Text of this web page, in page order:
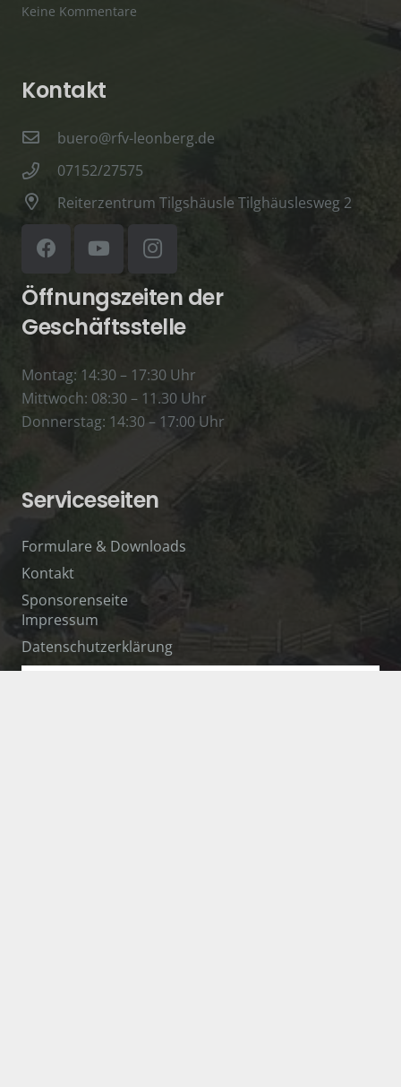
Keine Kommentare
Kontakt
buero@rfv-leonberg.de
07152/27575
Reiterzentrum Tilgshäusle Tilghäuslesweg 2
Öffnungszeiten der
Geschäftsstelle
Montag: 14:30 – 17:30 Uhr
Mittwoch: 08:30 – 11.30 Uhr
Donnerstag: 14:30 – 17:00 Uhr
Serviceseiten
Formulare & Downloads
Kontakt
Sponsorenseite
Impressum
Datenschutzerklärung